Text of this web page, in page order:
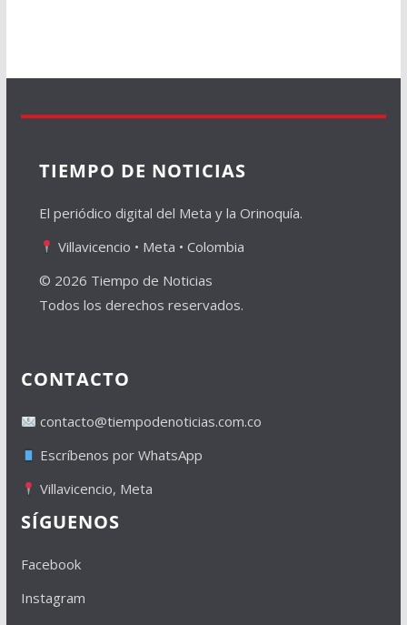
TIEMPO DE NOTICIAS
El periódico digital del Meta y la Orinoquía.
Villavicencio • Meta • Colombia
© 2026 Tiempo de Noticias
Todos los derechos reservados.
CONTACTO
contacto@tiempodenoticias.com.co
Escríbenos por WhatsApp
Villavicencio, Meta
SÍGUENOS
Facebook
Instagram